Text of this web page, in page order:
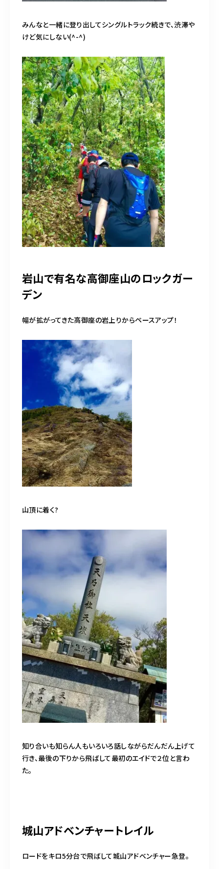
みんなと一緒に登り出してシングルトラック続きで、渋滞や
けど気にしない(^-^)
岩山で有名な高御座山のロックガー
デン
幅が拡がってきた高御座の岩上りからペースアップ！
山頂に着く?
知り合いも知らん人もいろいろ話しながらだんだん上げて
行き、最後の下りから飛ばして最初のエイドで２位と言わ
た。
城山アドベンチャートレイル
ロードをキロ5分台で飛ばして城山アドベンチャー急登。